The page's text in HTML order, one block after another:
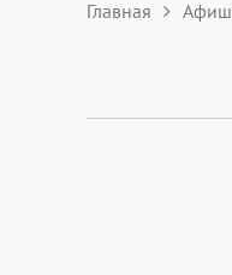
Главная